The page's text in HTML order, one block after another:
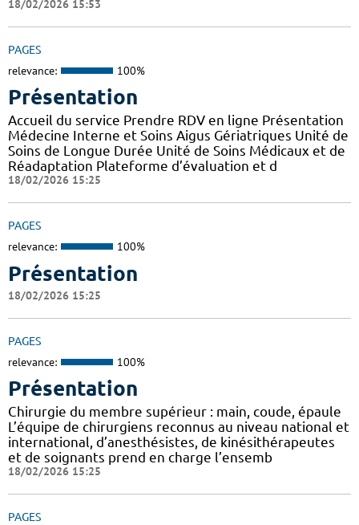
18/02/2026 15:53
PAGES
relevance: 100%
Présentation
Accueil du service Prendre RDV en ligne Présentation
Médecine Interne et Soins Aigus Gériatriques Unité de
Soins de Longue Durée Unité de Soins Médicaux et de
Réadaptation Plateforme d’évaluation et d
18/02/2026 15:25
PAGES
relevance: 100%
Présentation
18/02/2026 15:25
PAGES
relevance: 100%
Présentation
Chirurgie du membre supérieur : main, coude, épaule
L’équipe de chirurgiens reconnus au niveau national et
international, d’anesthésistes, de kinésithérapeutes
et de soignants prend en charge l’ensemb
18/02/2026 15:25
PAGES